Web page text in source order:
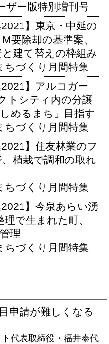
ザー版特別増刊号
】東京・中延の
要除却の基準案、
建て替えの枠組み
ちづくり月間特集
2021】アルコガー
トシティ内の分譲
めるまち」目指す
ちづくり月間特集
】住友林業のフ
植栽で調和の取れ
ちづくり月間特集
】今泉あらい湧
で生まれた町、
理
ちづくり月間特集
申請が難しくなる
代表取締役・福井泰代